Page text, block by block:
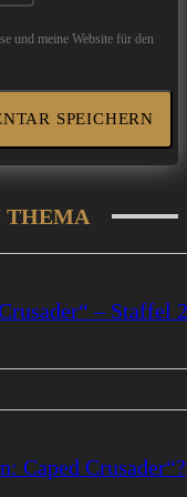
und meine Website für den
THEMA
– Staffel 2
Caped Crusader“?